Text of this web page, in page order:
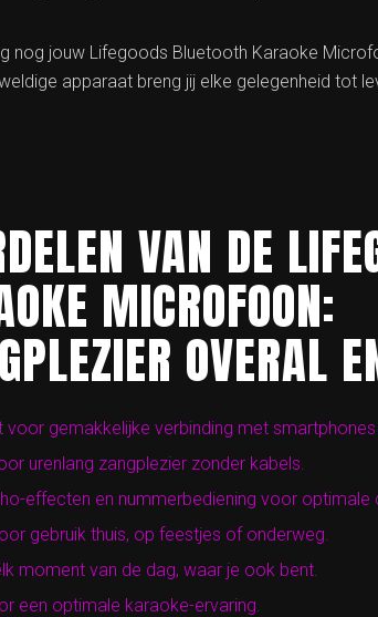
nog jouw Lifegoods Bluetooth Karaoke
apparaat breng jij elke gelegenheid tot
VAN DE
MICROFOON:
OVERAL
gemakkelijke verbinding met
urenlang zangplezier zonder kabels.
effecten en nummerbediening voor optimale
gebruik thuis, op feestjes of onderweg.
moment van de dag, waar je ook bent.
een optimale karaoke-ervaring.